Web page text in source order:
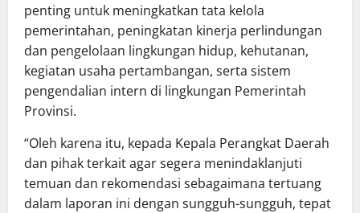
penting untuk meningkatkan tata kelola
pemerintahan, peningkatan kinerja perlindungan
dan pengelolaan lingkungan hidup, kehutanan,
kegiatan usaha pertambangan, serta sistem
pengendalian intern di lingkungan Pemerintah
Provinsi.
“Oleh karena itu, kepada Kepala Perangkat Daerah
dan pihak terkait agar segera menindaklanjuti
temuan dan rekomendasi sebagaimana tertuang
dalam laporan ini dengan sungguh-sungguh, tepat